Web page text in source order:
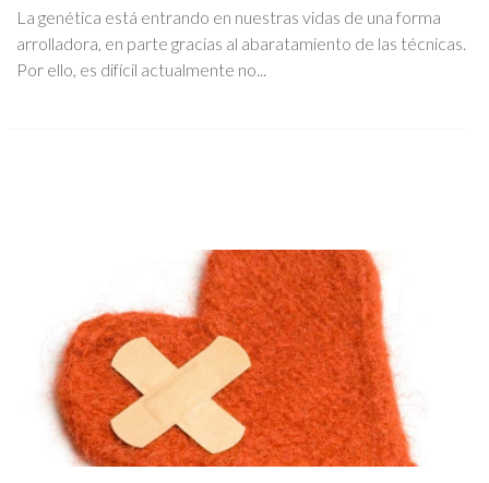
La genética está entrando en nuestras vidas de una forma
arrolladora, en parte gracias al abaratamiento de las técnicas.
Por ello, es difícil actualmente no...